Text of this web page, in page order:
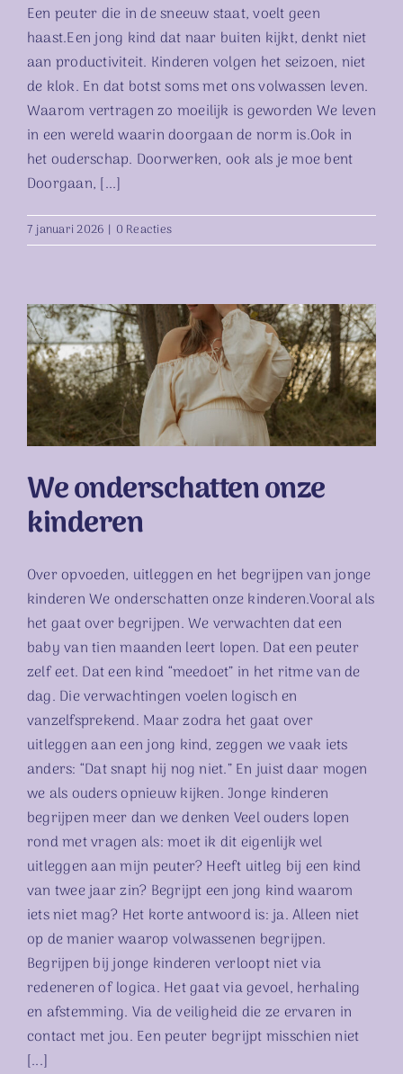
Een peuter die in de sneeuw staat, voelt geen
haast.Een jong kind dat naar buiten kijkt, denkt niet
aan productiviteit. Kinderen volgen het seizoen, niet
de klok. En dat botst soms met ons volwassen leven.
Waarom vertragen zo moeilijk is geworden We leven
in een wereld waarin doorgaan de norm is.Ook in
het ouderschap. Doorwerken, ook als je moe bent
Doorgaan, [...]
7 januari 2026 | 0 Reacties
We onderschatten onze
kinderen
We onderschatten onze
kinderen
Over opvoeden, uitleggen en het begrijpen van jonge
kinderen We onderschatten onze kinderen.Vooral als
het gaat over begrijpen. We verwachten dat een
baby van tien maanden leert lopen. Dat een peuter
zelf eet. Dat een kind “meedoet” in het ritme van de
dag. Die verwachtingen voelen logisch en
vanzelfsprekend. Maar zodra het gaat over
uitleggen aan een jong kind, zeggen we vaak iets
anders: “Dat snapt hij nog niet.” En juist daar mogen
we als ouders opnieuw kijken. Jonge kinderen
begrijpen meer dan we denken Veel ouders lopen
rond met vragen als: moet ik dit eigenlijk wel
uitleggen aan mijn peuter? Heeft uitleg bij een kind
van twee jaar zin? Begrijpt een jong kind waarom
iets niet mag? Het korte antwoord is: ja. Alleen niet
op de manier waarop volwassenen begrijpen.
Begrijpen bij jonge kinderen verloopt niet via
redeneren of logica. Het gaat via gevoel, herhaling
en afstemming. Via de veiligheid die ze ervaren in
contact met jou. Een peuter begrijpt misschien niet
[...]